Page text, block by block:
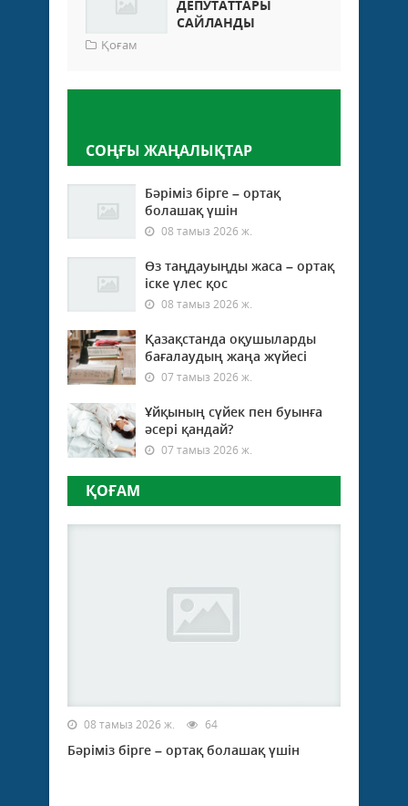
ДЕПУТАТТАРЫ
САЙЛАНДЫ
Қоғам
СОҢҒЫ ЖАҢАЛЫҚТАР
Бәріміз бірге – ортақ
болашақ үшін
08 тамыз 2026 ж.
Өз таңдауыңды жаса – ортақ
іске үлес қос
08 тамыз 2026 ж.
Қазақстанда оқушыларды
бағалаудың жаңа жүйесі
07 тамыз 2026 ж.
Ұйқының сүйек пен буынға
әсері қандай?
07 тамыз 2026 ж.
ҚОҒАМ
08 тамыз 2026 ж. 64
Бәріміз бірге – ортақ болашақ үшін